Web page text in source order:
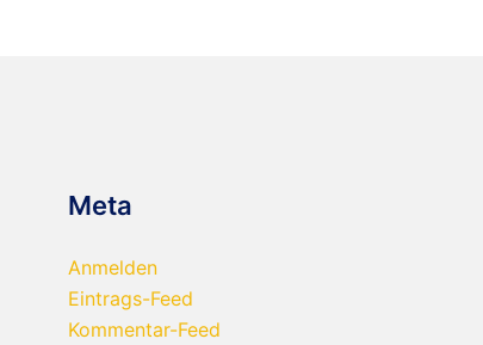
Meta
Anmelden
Eintrags-Feed
Kommentar-Feed